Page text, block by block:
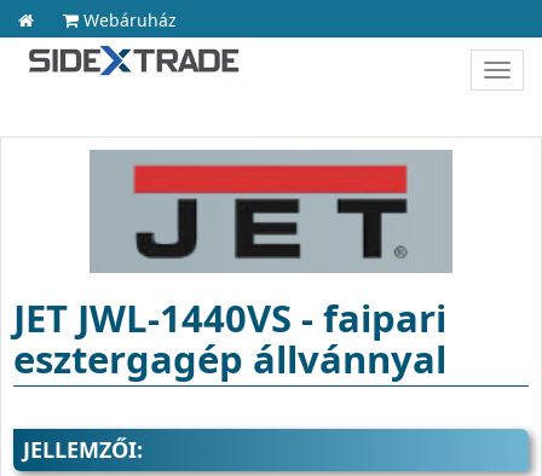
Webáruház
JET JWL-1440VS - faipari
esztergagép állvánnyal
JELLEMZŐI: